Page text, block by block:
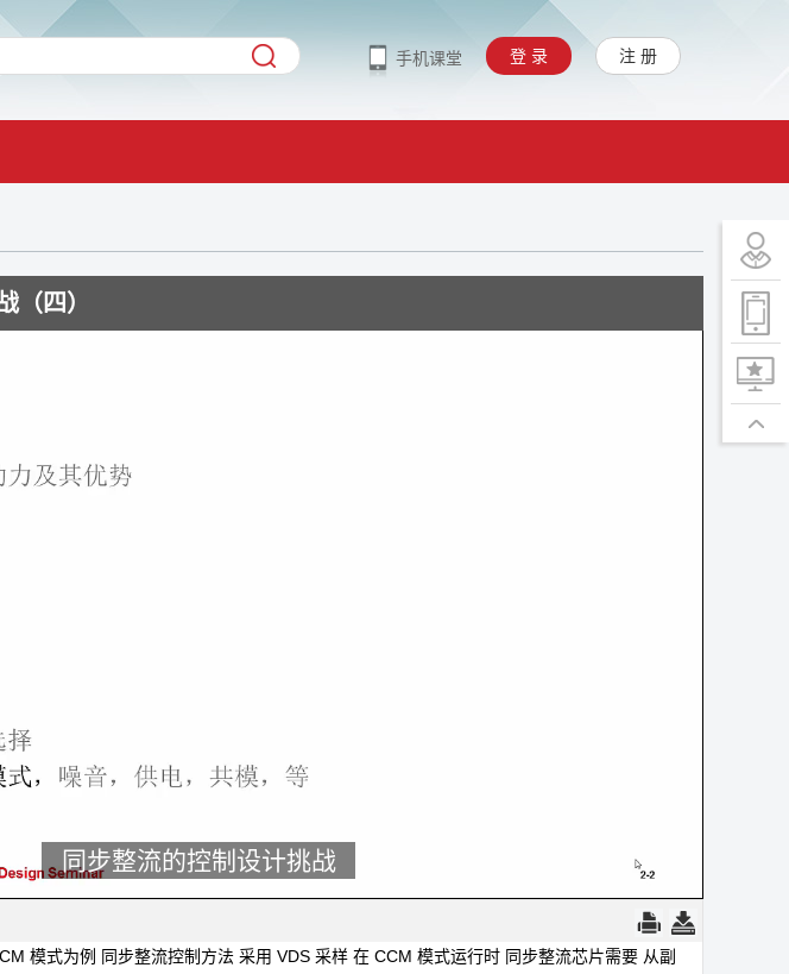
手机课堂 登 录 注 册
（四）
同步整流的控制设计挑战
运行在连续电流模
模式为例 同步整流控制方法 采用 VDS 采样 在 CCM 模式运行时 同步整流芯片需要 从副